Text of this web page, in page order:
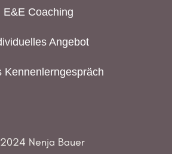
E&E Coaching
Angebot
Kennenlerngespräch
Nenja Bauer